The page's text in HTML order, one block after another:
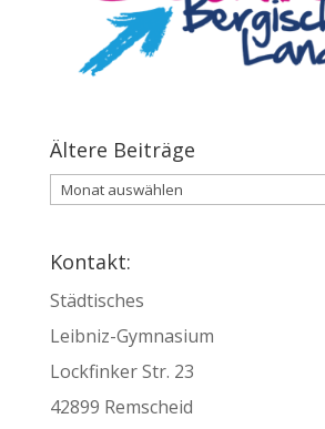
Ältere Beiträge
Ältere
Kontakt:
Städtisches
Leibniz-Gymnasium
Lockfinker Str. 23
42899 Remscheid